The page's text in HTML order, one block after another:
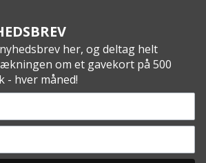
her, og deltag helt
om et gavekort på 500
- hver måned!